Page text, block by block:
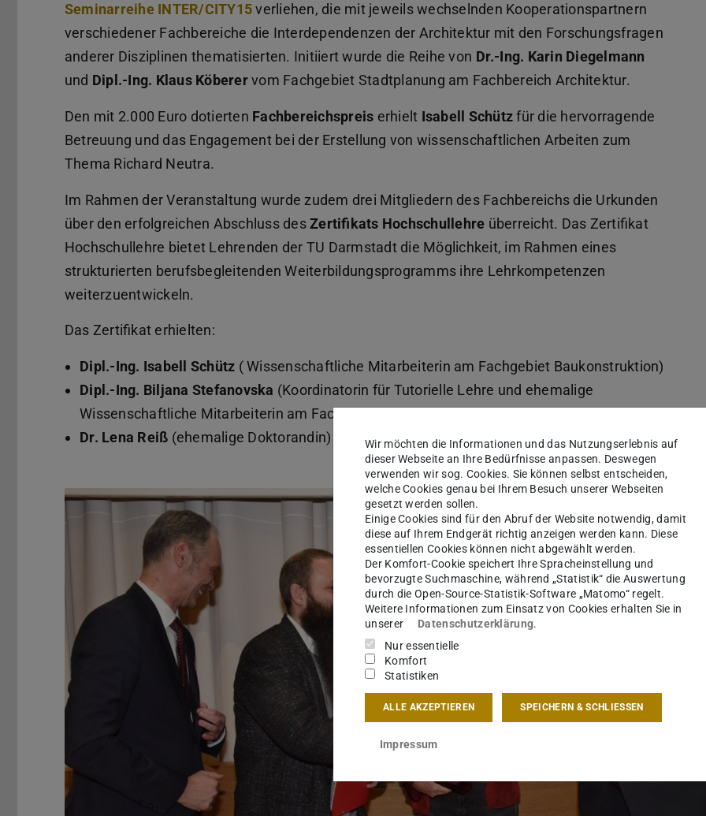
Seminarreihe INTER/CITY15verliehen, die mit jeweils wechselnden Kooperationspartnern
verschiedener Fachbereiche die Interdependenzen der Architektur mit den Forschungsfragen
anderer Disziplinen thematisierten. Initiiert wurde die Reihe von Dr.-Ing. Karin Diegelmann
und Dipl.-Ing. Klaus Köberervom Fachgebiet Stadtplanung am Fachbereich Architektur.
Den mit 2.000 Euro dotierten Fachbereichspreis erhielt Isabell Schützfür die hervorragende
Betreuung und das Engagement bei der Erstellung von wissenschaftlichen Arbeiten zum
Thema Richard Neutra.
Im Rahmen der Veranstaltung wurde zudem drei Mitgliedern des Fachbereichs die Urkunden
über den erfolgreichen Abschluss desZertifikats Hochschullehre überreicht. Das Zertifikat
Hochschullehre bietet Lehrenden der TU Darmstadt die Möglichkeit, im Rahmen eines
strukturierten berufsbegleitenden Weiterbildungsprogramms ihre Lehrkompetenzen
weiterzuentwickeln.
Das Zertifikat erhielten:
Dipl.-Ing. Isabell Schütz ( Wissenschaftliche Mitarbeiterin am Fachgebiet Baukonstruktion)
Dipl.-Ing. Biljana Stefanovska (Koordinatorin für Tutorielle Lehre und ehemalige
Wissenschaftliche Mitarbeiterin am Fachgebiet Wohnungsbau)
Dr. Lena Reiß (ehemalige Doktorandin)
Wir möchten die Informationen und das Nutzungserlebnis auf
dieser Webseite an Ihre Bedürfnisse anpassen. Deswegen
verwenden wir sog. Cookies. Sie können selbst entscheiden,
welche Cookies genau bei Ihrem Besuch unserer Webseiten
gesetzt werden sollen.
Einige Cookies sind für den Abruf der Website notwendig, damit
diese auf Ihrem Endgerät richtig anzeigen werden kann. Diese
essentiellen Cookies können nicht abgewählt werden.
Der Komfort-Cookie speichert Ihre Spracheinstellung und
bevorzugte Suchmaschine, während „Statistik“ die Auswertung
durch die Open-Source-Statistik-Software „Matomo“ regelt.
Weitere Informationen zum Einsatz von Cookies erhalten Sie in
unserer
Datenschutzerklärung.
Nur essentielle
Komfort
Statistiken
ALLE AKZEPTIEREN SPEICHERN & SCHLIESSEN
Impressum